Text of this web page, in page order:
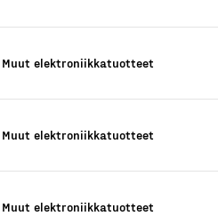
Muut elektroniikkatuotteet
Muut elektroniikkatuotteet
Muut elektroniikkatuotteet